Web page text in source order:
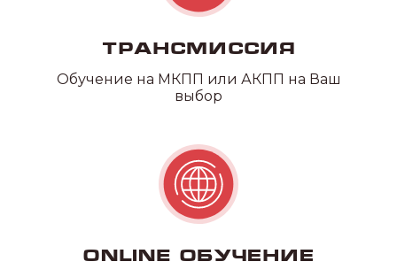
Трансмиссия
Обучение на МКПП или АКПП на Ваш
выбор
Online обучение